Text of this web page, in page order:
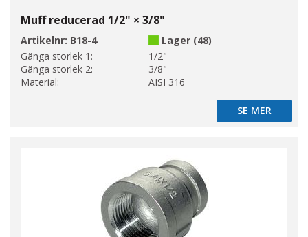
Muff reducerad 1/2" × 3/8"
Artikelnr: B18-4
Lager (48)
Gänga storlek 1:
1/2"
Gänga storlek 2:
3/8"
Material:
AISI 316
SE MER
SE MER